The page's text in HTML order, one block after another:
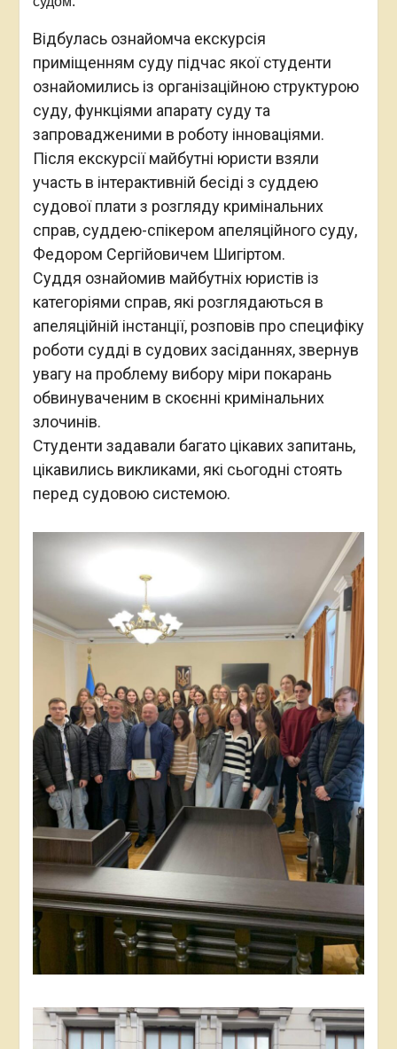
Відбулась ознайомча екскурсія
приміщенням суду підчас якої студенти
ознайомились із організаційною структурою
суду, функціями апарату суду та
запровадженими в роботу інноваціями.
Після екскурсії майбутні юристи взяли
участь в інтерактивній бесіді з суддею
судової плати з розгляду кримінальних
справ, суддею-спікером апеляційного суду,
Федором Сергійовичем Шигіртом.
Суддя ознайомив майбутніх юристів із
категоріями справ, які розглядаються в
апеляційній інстанції, розповів про специфіку
роботи судді в судових засіданнях, звернув
увагу на проблему вибору міри покарань
обвинуваченим в скоєнні кримінальних
злочинів.
Студенти задавали багато цікавих запитань,
цікавились викликами, які сьогодні стоять
перед судовою системою.